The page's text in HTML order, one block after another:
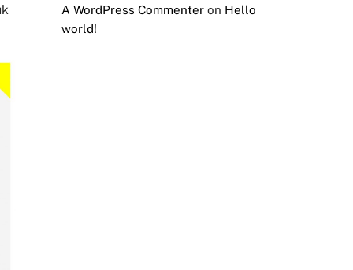
A WordPress Commenteron Hello
world!